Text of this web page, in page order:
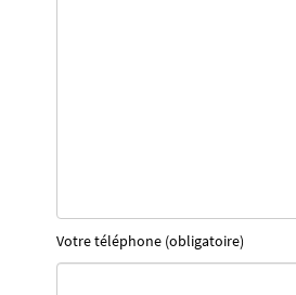
Votre téléphone (obligatoire)